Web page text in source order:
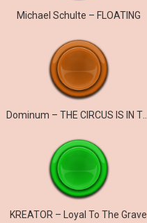
Michael Schulte – FLOATING
Dominum – THE CIRCUS IS IN TOWN
KREATOR – Loyal To The Grave